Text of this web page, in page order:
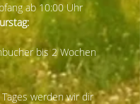
ab 10:00 Uhr
bis 2 Wochen
werden wir dir